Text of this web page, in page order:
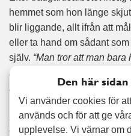
hemmet som hon länge
blir liggande, allt ifrån att
eller ta hand om sådant
själv. “Man tror att man
många bäckar små. Jag tror
behöver extra hjälp.” När en
Bengt kom för att hjälpa till
snabbt att listan växte, inte
väntat, utan för att Bengt
Den här
Vi använder cookies för
används och för att ge
upplevelse. Vi värnar om